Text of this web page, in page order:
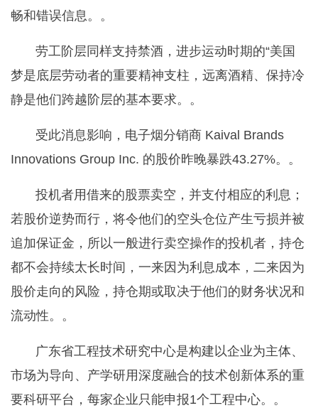
畅和错误信息。。
劳工阶层同样支持禁酒，进步运动时期的“美国
梦是底层劳动者的重要精神支柱，远离酒精、保持冷
静是他们跨越阶层的基本要求。。
受此消息影响，电子烟分销商 Kaival Brands
Innovations Group Inc. 的股价昨晚暴跌43.27%。。
投机者用借来的股票卖空，并支付相应的利息；
若股价逆势而行，将令他们的空头仓位产生亏损并被
追加保证金，所以一般进行卖空操作的投机者，持仓
都不会持续太长时间，一来因为利息成本，二来因为
股价走向的风险，持仓期或取决于他们的财务状况和
流动性。。
广东省工程技术研究中心是构建以企业为主体、
市场为导向、产学研用深度融合的技术创新体系的重
要科研平台，每家企业只能申报1个工程中心。。